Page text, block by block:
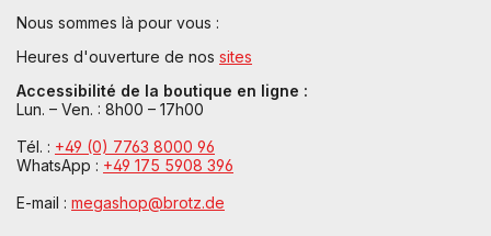
Nous sommes là pour vous :
Heures d'ouverture de nos sites
Accessibilité de la boutique en ligne :
Lun. – Ven. : 8h00 – 17h00
Tél. : +49 (0) 7763 8000 96
WhatsApp : +49 175 5908 396
E-mail : megashop@brotz.de